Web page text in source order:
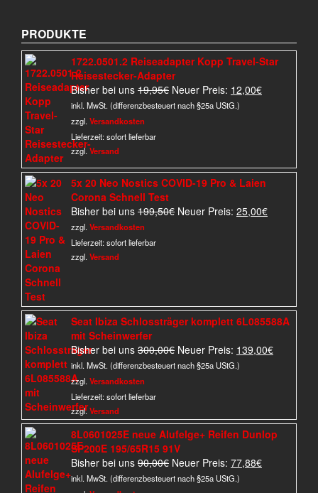
PRODUKTE
1722.0501.2 Reiseadapter Kopp Travel-Star
Reisestecker-Adapter
Bisher bei uns 19,95€ Ursprünglicher
Preis
Neuer Preis: 12,00€Aktueller
inkl. MwSt. (differenzbesteuert nach §25a UStG.)
zzgl.Versandkosten
Lieferzeit:sofort lieferbar
zzgl.Versand
5x 20 Neo Nostics COVID-19 Pro & Laien
Corona Schnell Test
Bisher bei uns 199,50€ Ursprünglicher
Neuer Preis: 25,00€Aktueller
zzgl.Versandkosten
Lieferzeit:sofort lieferbar
zzgl.Versand
Seat Ibiza Schlossträger komplett 6L085588A
mit Scheinwerfer
Bisher bei uns 300,00€ Ursprünglicher
Preis
Neuer Preis: 139,00€Aktueller
inkl. MwSt. (differenzbesteuert nach §25a UStG.)
zzgl.Versandkosten
Lieferzeit:sofort lieferbar
zzgl.Versand
8L0601025E neue Alufelge+ Reifen Dunlop
SP200E 195/65R15 91V
Bisher bei uns 90,00€ Ursprünglicher
Preis
Neuer Preis: 77,88€Aktueller
inkl. MwSt. (differenzbesteuert nach §25a UStG.)